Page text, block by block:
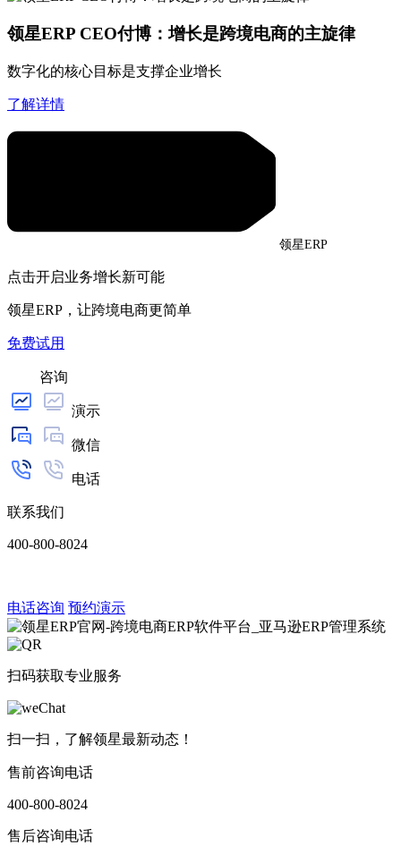
领星ERP CEO付博：增长是跨境电商的主旋律
数字化的核心目标是支撑企业增长
了解详情
领星ERP
点击开启业务增长新可能
领星ERP，让跨境电商更简单
免费试用
咨询
演示
微信
电话
联系我们
400-800-8024
电话咨询 预约演示
扫码获取专业服务
扫一扫，了解领星最新动态！
售前咨询电话
400-800-8024
售后咨询电话